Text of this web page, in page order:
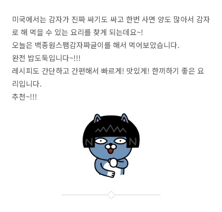
미국에서는 감자가 진짜 싸기도 싸고 한번 사면 양도 많아서 감자
로 해 먹을 수 있는 요리를 찾게 되는데요~!
오늘은 백종원스팸감자짜글이를 해서 먹어보았습니다.
완전 밥도둑입니다~!!!
레시피도 간단하고 간편해서 빠르게! 맛있게! 한끼하기 좋은 요
리입니다.
추천~!!!